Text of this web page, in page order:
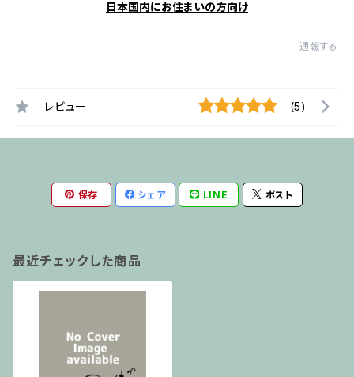
日本国内にお住まいの方向け
通報する
レビュー (5)
保存 シェア LINE ポスト
最近チェックした商品